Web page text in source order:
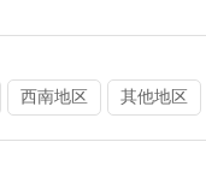
西南地区 其他地区